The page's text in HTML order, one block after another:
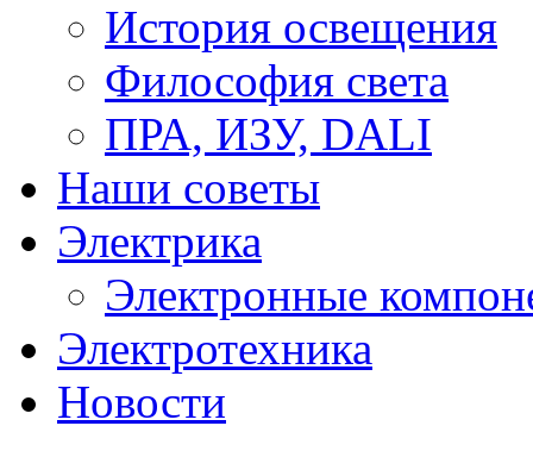
История освещения
Философия света
ПРА, ИЗУ, DALI
Наши советы
Электрика
Электронные
Электротехника
Новости